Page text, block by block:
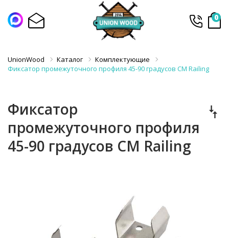
0
UnionWood Каталог
Комплектующие
Фиксатор промежуточного профиля 45-90 градусов CM Railing
Фиксатор
промежуточного профиля
45-90 градусов CM Railing